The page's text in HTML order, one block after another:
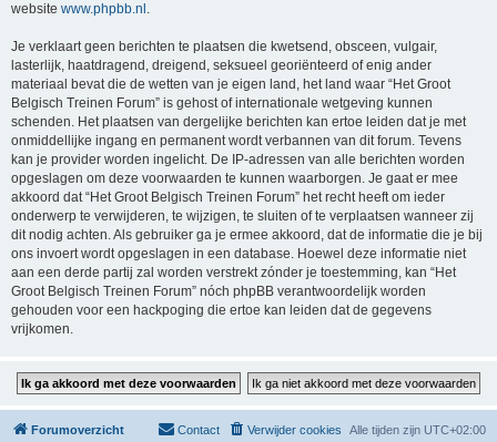
website www.phpbb.nl .
Je verklaart geen berichten te plaatsen die kwetsend, obsceen, vulgair,
lasterlijk, haatdragend, dreigend, seksueel georiënteerd of enig ander
materiaal bevat die de wetten van je eigen land, het land waar “Het Groot
Belgisch Treinen Forum” is gehost of internationale wetgeving kunnen
schenden. Het plaatsen van dergelijke berichten kan ertoe leiden dat je met
onmiddellijke ingang en permanent wordt verbannen van dit forum. Tevens
kan je provider worden ingelicht. De IP-adressen van alle berichten worden
opgeslagen om deze voorwaarden te kunnen waarborgen. Je gaat er mee
akkoord dat “Het Groot Belgisch Treinen Forum” het recht heeft om ieder
onderwerp te verwijderen, te wijzigen, te sluiten of te verplaatsen wanneer zij
dit nodig achten. Als gebruiker ga je ermee akkoord, dat de informatie die je bij
ons invoert wordt opgeslagen in een database. Hoewel deze informatie niet
aan een derde partij zal worden verstrekt zónder je toestemming, kan “Het
Groot Belgisch Treinen Forum” nóch phpBB verantwoordelijk worden
gehouden voor een hackpoging die ertoe kan leiden dat de gegevens
vrijkomen.
Forumoverzicht Alle tijden zijn UTC+02:00
Verwijder cookies
Contact